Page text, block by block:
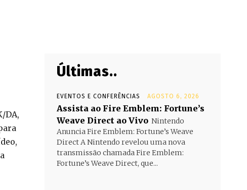
DA,
Últimas..
EVENTOS E CONFERÊNCIAS AGOSTO 6, 2026
Assista ao Fire Emblem: Fortune’s
Weave Direct ao Vivo Nintendo
Anuncia Fire Emblem: Fortune’s Weave
Direct A Nintendo revelou uma nova
transmissão chamada Fire Emblem:
Fortune’s Weave Direct, que...